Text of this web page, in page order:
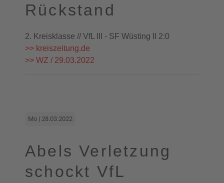
Rückstand
2. Kreisklasse // VfL III - SF Wüsting II 2:0
>> kreiszeitung.de
>> WZ / 29.03.2022
Mo | 28.03.2022
Abels Verletzung
schockt VfL